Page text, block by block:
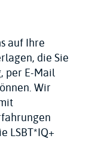
auf Ihre
die Sie
per E-Mail
Wir
LSBT*IQ+